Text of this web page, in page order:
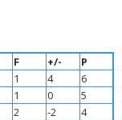
F +/-
P
1 4
6
1 0
5
2 -2
4